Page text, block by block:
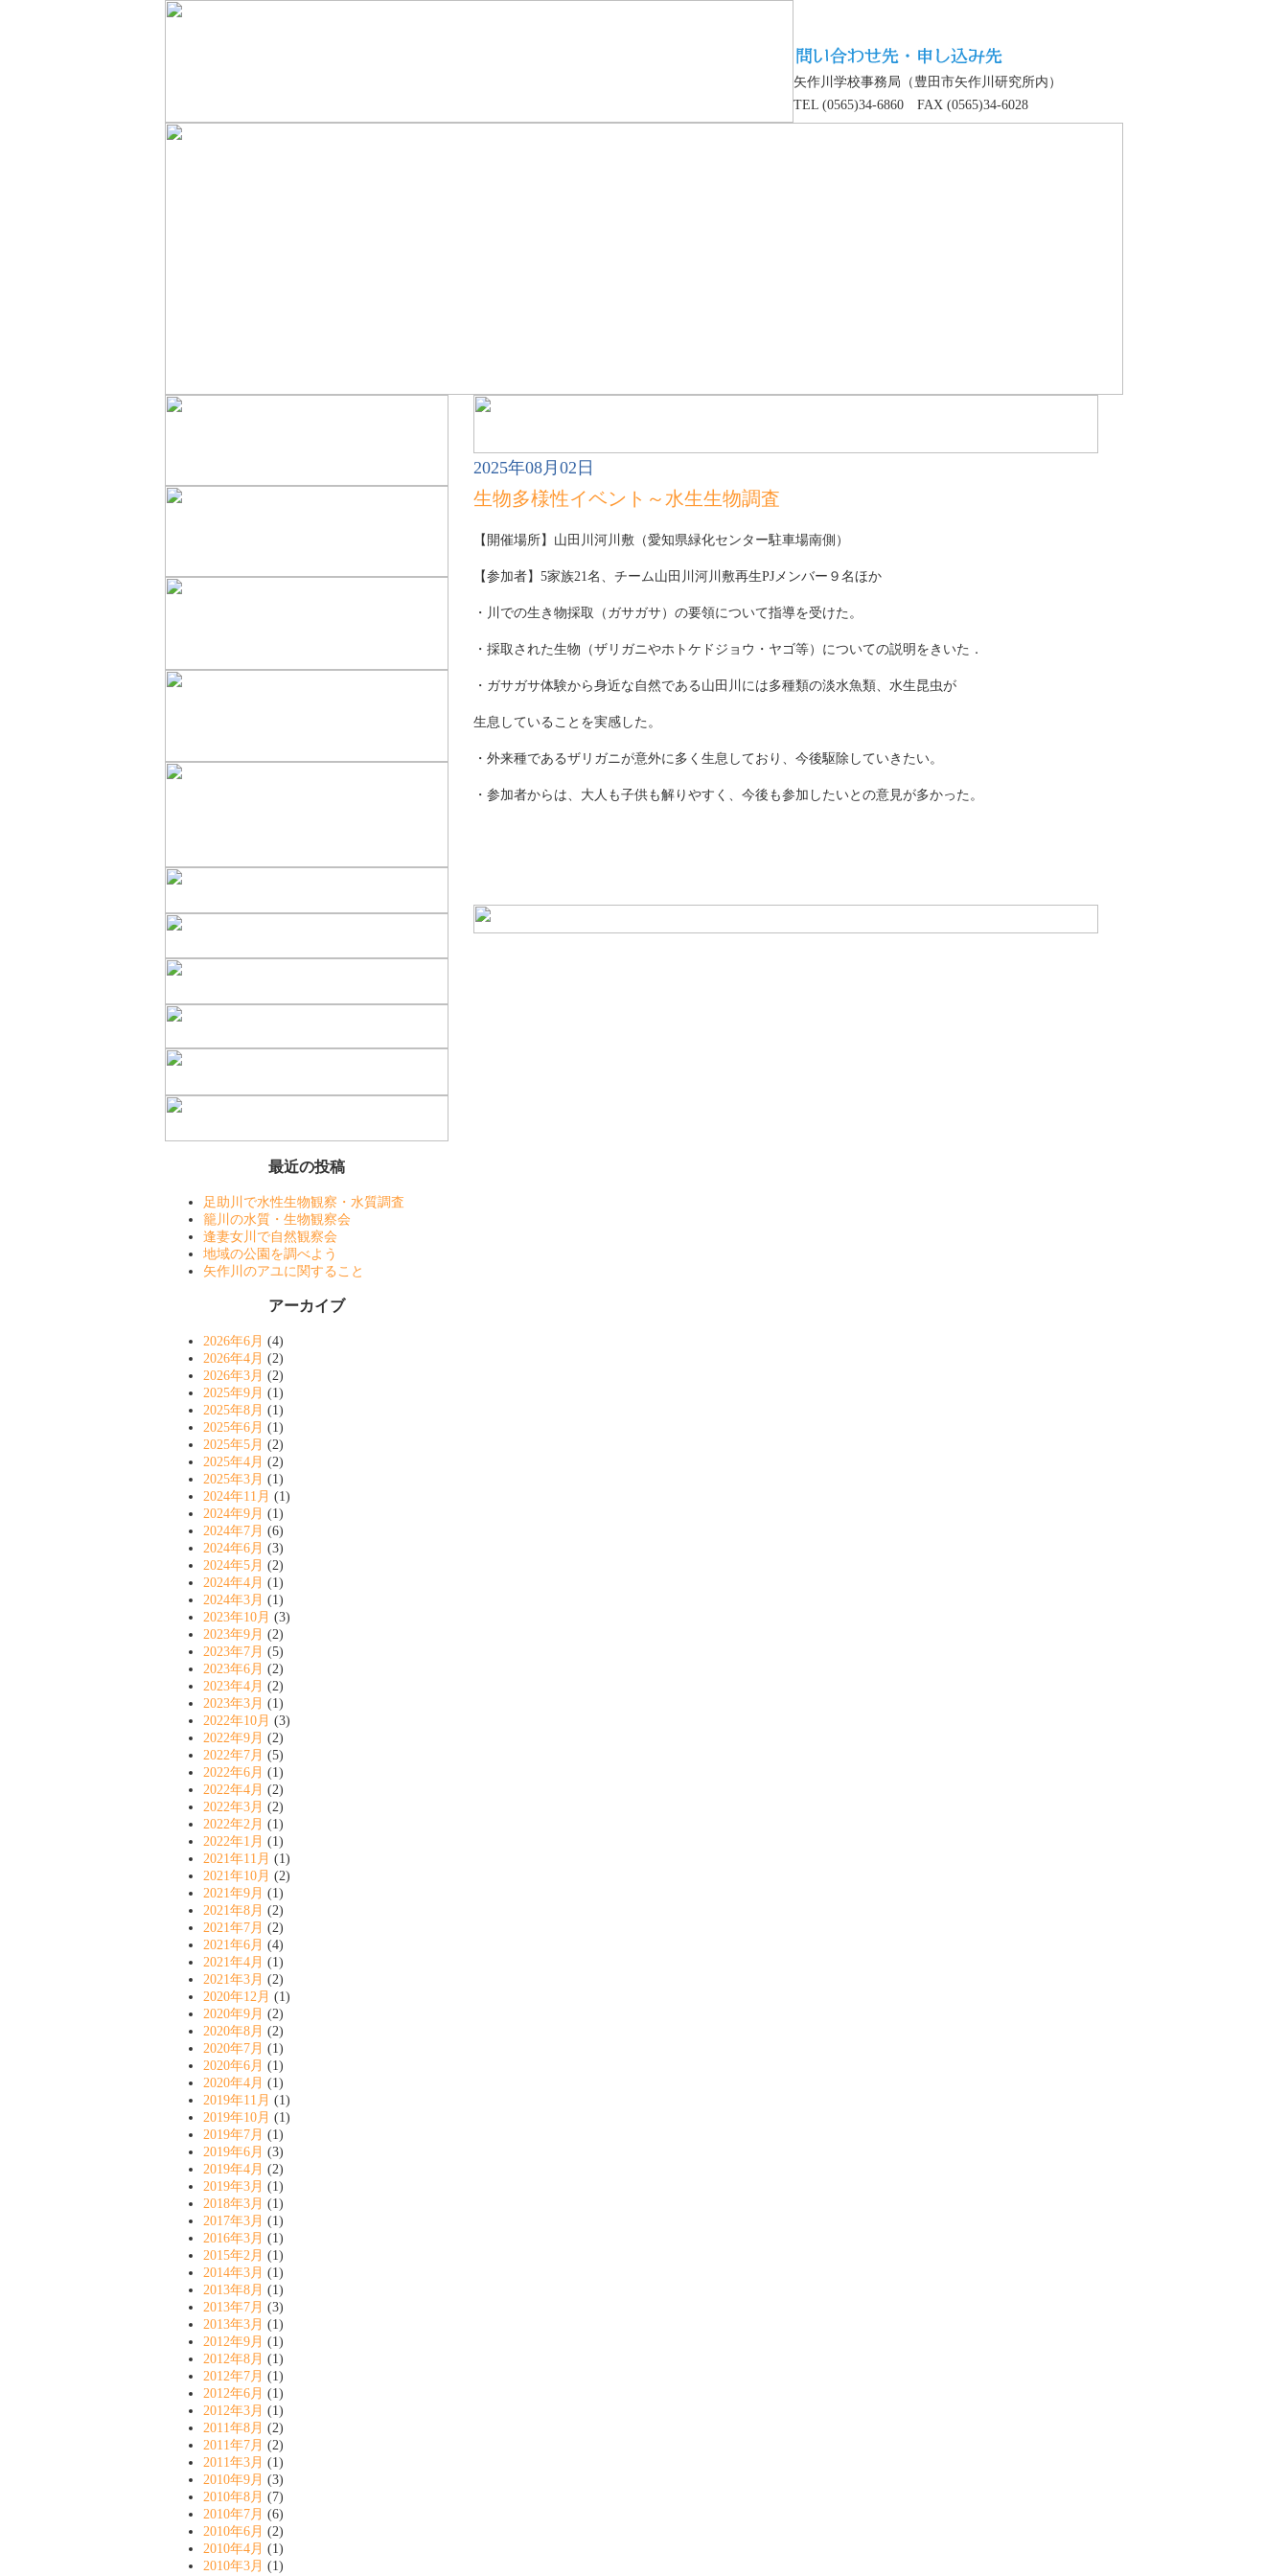
矢作川学校事務局（豊田市矢作川研究所内）
TEL (0565)34-6860 FAX (0565)34-6028
最近の投稿
足助川で水性生物観察・水質調査
籠川の水質・生物観察会
逢妻女川で自然観察会
地域の公園を調べよう
矢作川のアユに関すること
アーカイブ
2026年6月 (4)
2026年4月 (2)
2026年3月 (2)
2025年9月 (1)
2025年8月 (1)
2025年6月 (1)
2025年5月 (2)
2025年4月 (2)
2025年3月 (1)
2024年11月 (1)
2024年9月 (1)
2024年7月 (6)
2024年6月 (3)
2024年5月 (2)
2024年4月 (1)
2024年3月 (1)
2023年10月 (3)
2023年9月 (2)
2023年7月 (5)
2023年6月 (2)
2023年4月 (2)
2023年3月 (1)
2022年10月 (3)
2022年9月 (2)
2022年7月 (5)
2022年6月 (1)
2022年4月 (2)
2022年3月 (2)
2022年2月 (1)
2022年1月 (1)
2021年11月 (1)
2021年10月 (2)
2021年9月 (1)
2021年8月 (2)
2021年7月 (2)
2021年6月 (4)
2021年4月 (1)
2021年3月 (2)
2020年12月 (1)
2020年9月 (2)
2020年8月 (2)
2020年7月 (1)
2020年6月 (1)
2020年4月 (1)
2019年11月 (1)
2019年10月 (1)
2019年7月 (1)
2019年6月 (3)
2019年4月 (2)
2019年3月 (1)
2018年3月 (1)
2017年3月 (1)
2016年3月 (1)
2015年2月 (1)
2014年3月 (1)
2013年8月 (1)
2013年7月 (3)
2013年3月 (1)
2012年9月 (1)
2012年8月 (1)
2012年7月 (1)
2012年6月 (1)
2012年3月 (1)
2011年8月 (2)
2011年7月 (2)
2011年3月 (1)
2010年9月 (3)
2010年8月 (7)
2010年7月 (6)
2010年6月 (2)
2010年4月 (1)
2010年3月 (1)
2025年08月02日
生物多様性イベント～水生生物調査
【開催場所】山田川河川敷（愛知県緑化センター駐車場南側）
【参加者】5家族21名、チーム山田川河川敷再生PJメンバー９名ほか
・川での生き物採取（ガサガサ）の要領について指導を受けた。
・採取された生物（ザリガニやホトケドジョウ・ヤゴ等）についての説明をきいた．
・ガサガサ体験から身近な自然である山田川には多種類の淡水魚類、水生昆虫が
生息していることを実感した。
・外来種であるザリガニが意外に多く生息しており、今後駆除していきたい。
・参加者からは、大人も子供も解りやすく、今後も参加したいとの意見が多かった。